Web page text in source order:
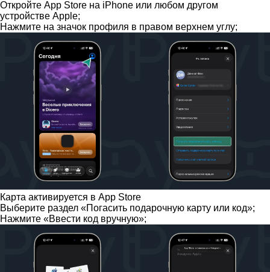
Откройте App Store на iPhone или любом другом
устройстве Apple;
Нажмите на значок профиля в правом верхнем углу;
Карта активируется в App Store
Выберите раздел «Погасить подарочную карту или код»;
Нажмите «Ввести код вручную»;